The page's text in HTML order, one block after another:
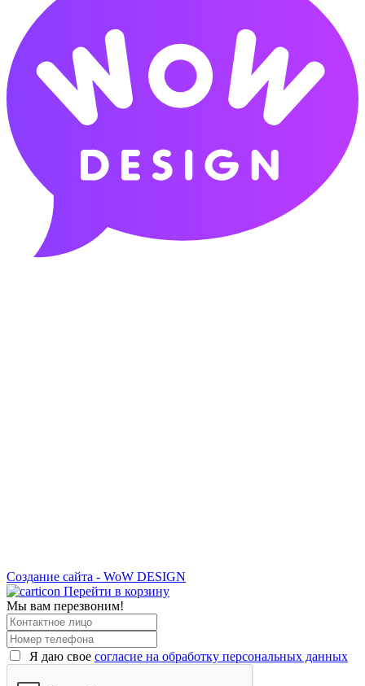
Создание сайта - WoW DESIGN
Перейти в корзину
Мы вам перезвоним!
Я даю свое согласие на обработку персональных данных